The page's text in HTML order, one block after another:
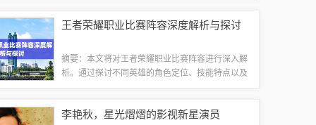
人文气息，了解这座城市的最新动态和发展变...
王者荣耀职业比赛阵容深度解析与探讨
摘要：本文将对王者荣耀职业比赛阵容进行深入解
析。通过探讨不同英雄的角色定位、技能特点以及
爱王者荣耀的玩家提供有价值的参考和建议。...
李艳秋，星光熠熠的影视新星演员